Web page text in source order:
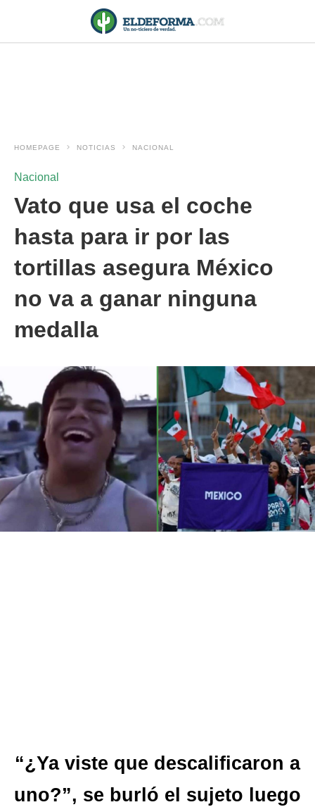
HOMEPAGE NOTICIAS NACIONAL
Nacional
Vato que usa el coche
hasta para ir por las
tortillas asegura México
no va a ganar ninguna
medalla
“¿Ya viste que descalificaron a
uno?”, se burló el sujeto luego